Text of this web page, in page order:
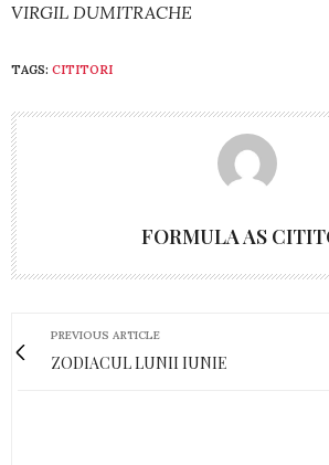
VIRGIL DUMITRACHE
TAGS: CITITORI
FORMULA AS
PREVIOUS ARTICLE
ZODIACUL LUNII IUNIE